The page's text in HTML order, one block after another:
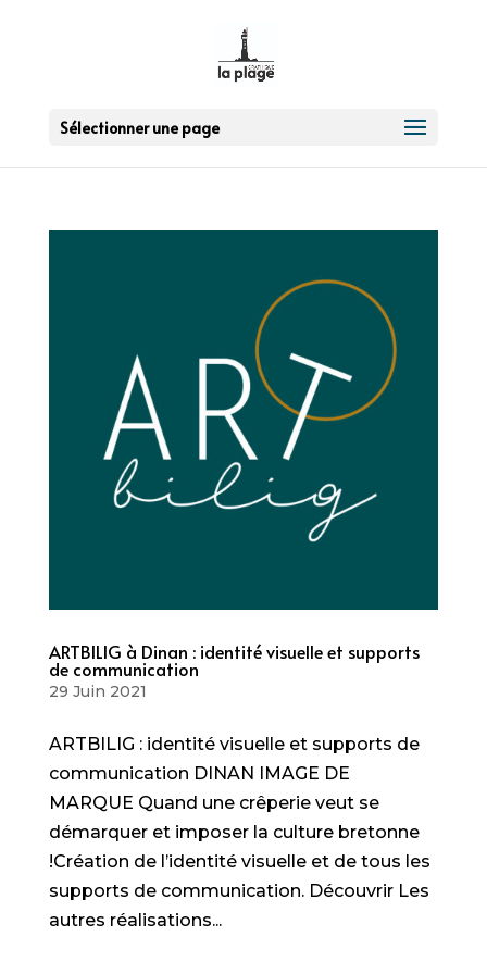
Sélectionner une page
ARTBILIG à Dinan : identité visuelle et supports
de communication
29 Juin 2021
ARTBILIG : identité visuelle et supports de
communication DINAN IMAGE DE
MARQUE Quand une crêperie veut se
démarquer et imposer la culture bretonne
!Création de l’identité visuelle et de tous les
supports de communication. Découvrir Les
autres réalisations...